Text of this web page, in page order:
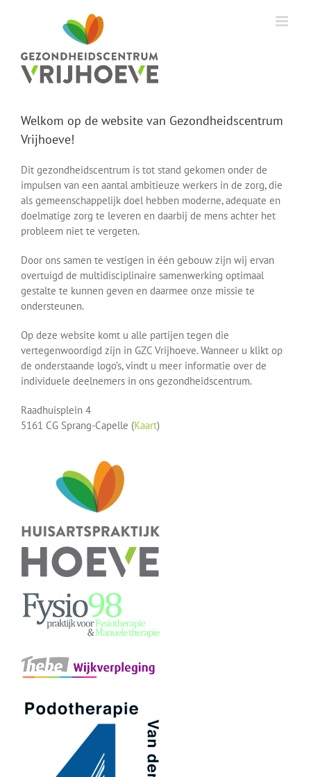
Welkom op de website van Gezondheidscentrum
Vrijhoeve!
Dit gezondheidscentrum is tot stand gekomen onder de
impulsen van een aantal ambitieuze werkers in de zorg, die
als gemeenschappelijk doel hebben moderne, adequate en
doelmatige zorg te leveren en daarbij de mens achter het
probleem niet te vergeten.
Door ons samen te vestigen in één gebouw zijn wij ervan
overtuigd de multidisciplinaire samenwerking optimaal
gestalte te kunnen geven en daarmee onze missie te
ondersteunen.
Op deze website komt u alle partijen tegen die
vertegenwoordigd zijn in GZC Vrijhoeve. Wanneer u klikt op
de onderstaande logo’s, vindt u meer informatie over de
individuele deelnemers in ons gezondheidscentrum.
Raadhuisplein 4
5161 CG Sprang-Capelle (Kaart)